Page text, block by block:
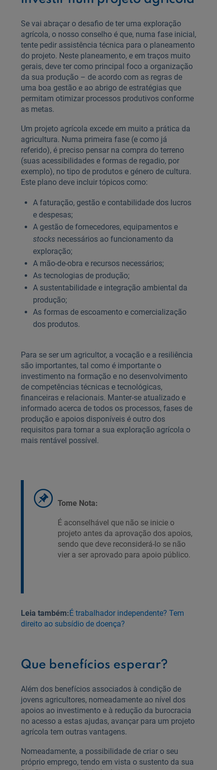
Se vai abraçar o desafio de ter uma exploração
agrícola, o nosso conselho é que, numa fase inicial,
tente pedir assistência técnica para o planeamento
do projeto. Neste planeamento, e em traços muito
gerais, deve ter como principal foco a organização
da sua produção – de acordo com as regras de
uma boa gestão e ao abrigo de estratégias que
permitam otimizar processos produtivos conforme
as metas.
Um projeto agrícola excede em muito a prática da
agricultura. Numa primeira fase (e como já
referido), é preciso pensar na compra do terreno
(suas acessibilidades e formas de regadio, por
exemplo), no tipo de produtos e género de cultura.
Este plano deve incluir tópicos como:
A faturação, gestão e contabilidade dos lucros
e despesas;
A gestão de fornecedores, equipamentos e
stocks necessários ao funcionamento da
exploração;
A mão-de-obra e recursos necessários;
As tecnologias de produção;
A sustentabilidade e integração ambiental da
produção;
As formas de escoamento e comercialização
dos produtos.
Para se ser um agricultor, a vocação e a resiliência
são importantes, tal como é importante o
investimento na formação e no desenvolvimento
de competências técnicas e tecnológicas,
financeiras e relacionais. Manter-se atualizado e
informado acerca de todos os processos, fases de
produção e apoios disponíveis é outro dos
requisitos para tornar a sua exploração agrícola o
mais rentável possível.
Tome Nota:
É aconselhável que não se inicie o
projeto antes da aprovação dos apoios,
sendo que deve reconsiderá-lo se não
vier a ser aprovado para apoio público.
Leia também:É trabalhador independente? Tem
direito ao subsídio de doença?
Que benefícios esperar?
Além dos benefícios associados à condição de
jovens agricultores, nomeadamente ao nível dos
apoios ao investimento e à redução da burocracia
no acesso a estas ajudas, avançar para um projeto
agrícola tem outras vantagens.
Nomeadamente, a possibilidade de criar o seu
próprio emprego, tendo em vista o sustento da sua